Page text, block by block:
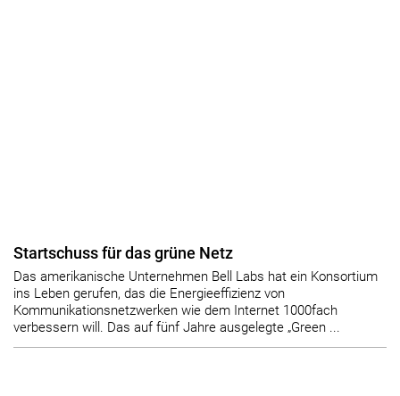
Startschuss für das grüne Netz
Das amerikanische Unternehmen Bell Labs hat ein Konsortium
ins Leben gerufen, das die Energieeffizienz von
Kommunikationsnetzwerken wie dem Internet 1000fach
verbessern will. Das auf fünf Jahre ausgelegte „Green ...